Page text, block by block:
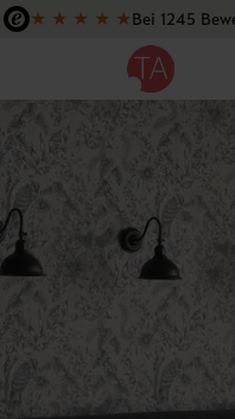
springen
★ ★ ★ ★ ★Bei 1245